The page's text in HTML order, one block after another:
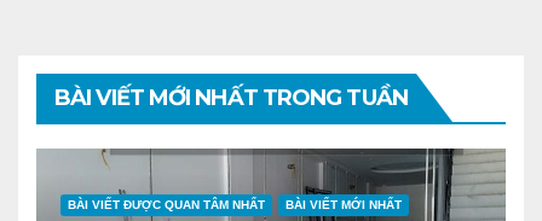
BÀI VIẾT MỚI NHẤT TRONG TUẦN
BÀI VIẾT ĐƯỢC QUAN TÂM NHẤT BÀI VIẾT MỚI NHẤT